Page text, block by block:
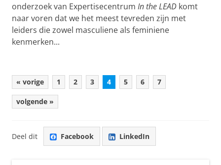
onderzoek van Expertisecentrum In the LEAD komt
naar voren dat we het meest tevreden zijn met
leiders die zowel masculiene als feminiene
kenmerken...
« vorige 1 2 3 4 5 6 7
volgende »
Deel dit Facebook LinkedIn